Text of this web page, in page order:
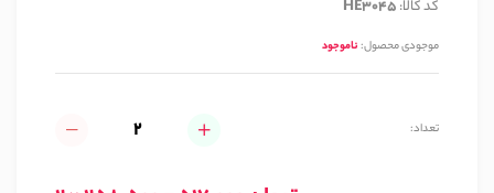
کد کالا:HE3045
موجودی محصول:ناموجود
تعداد: